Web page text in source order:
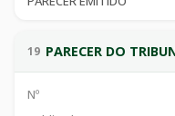
QUESTIONÁRIO.HTTPS://
19 PARECER DO
Nº